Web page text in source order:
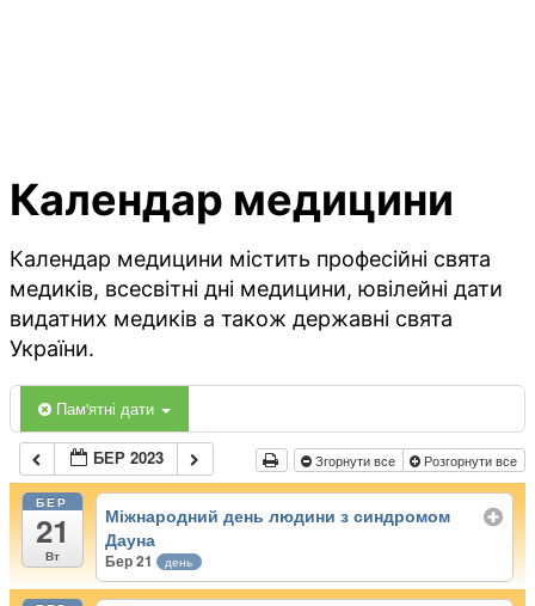
Календар медицини
Календар медицини містить професійні свята
медиків, всесвітні дні медицини, ювілейні дати
видатних медиків а також державні свята
України.
Пам'ятні дати
БЕР 2023 Згорнути все Розгорнути все
БЕР
21
Вт
Міжнародний день людини з синдромом
Дауна
Бер 21 день